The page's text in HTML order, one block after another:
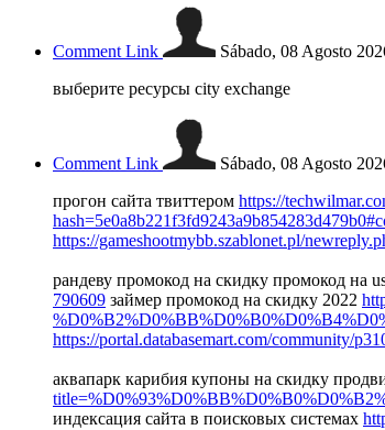
Comment Link Sábado, 08 Agosto
выберите ресурсы city exchange
Comment Link Sábado, 08 Agosto
прогон сайта твиттером https://
https://gameshootmybb.szablonet.pl/
рандеву промокод на скидку промокод на
790609 займер промокод на скидку 2022
https://portal.databasemart.com/community/
аквапарк карибия купоны на скидку
индексация сайта в поисковых системах